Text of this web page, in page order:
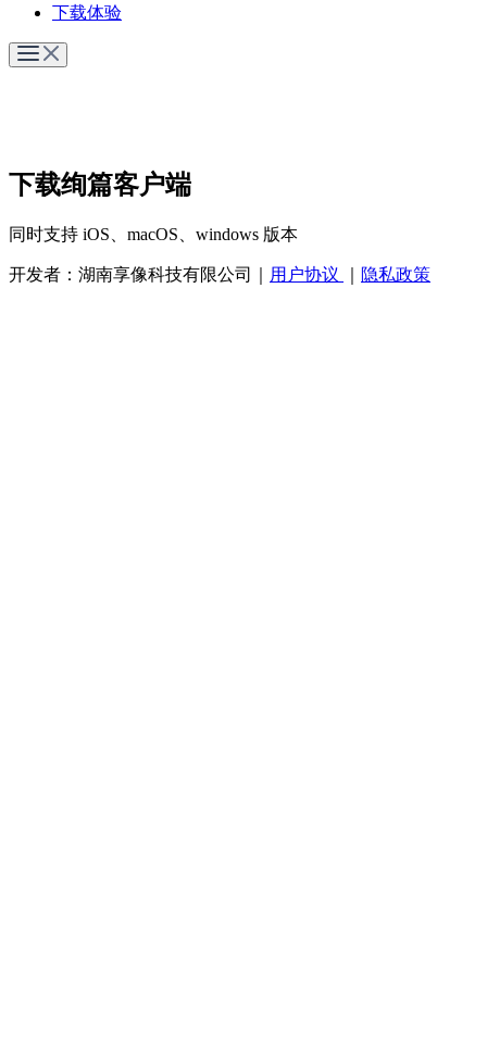
下载体验
下载绚篇客户端
同时支持 iOS、macOS、windows 版本
开发者：湖南享像科技有限公司 用户协议 隐私政策